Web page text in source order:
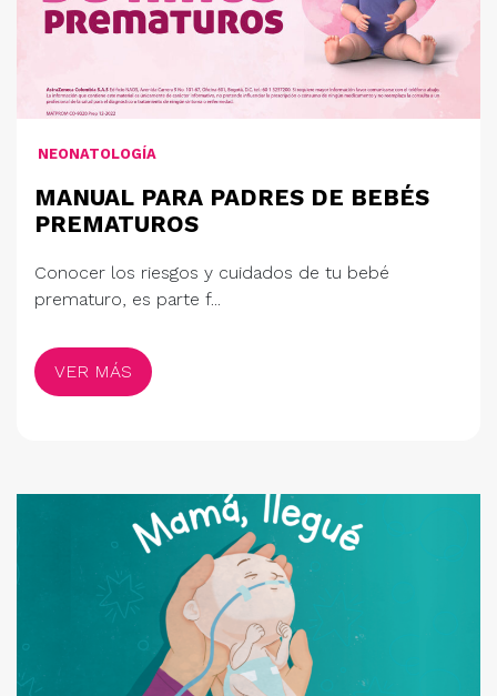
NEONATOLOGÍA
MANUAL PARA PADRES DE BEBÉS
PREMATUROS
Conocer los riesgos y cuidados de tu bebé
prematuro, es parte f...
VER MÁS